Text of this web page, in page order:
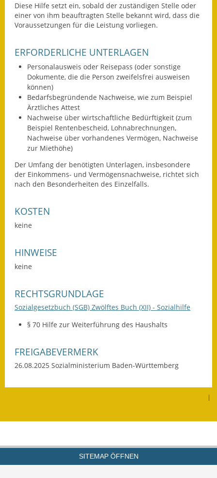
Gemeindeverwaltung
Haushalt & Finanzen
Eröffnungsbilanz
Getrennte
Haushaltspläne
Wasserversorgung
Heiraten in Notzingen
Was erledige ich wo?
Baugebiete & Bauplätze
Bodenrichtwerte
Flächennutzungsplan
Gerätehütten
Diese Hilfe setzt ein, sobald der zuständigen Stelle oder
einer von ihm beauftragten Stelle bekannt wird, dass die
Voraussetzungen für die Leistung vorliegen.
ERFORDERLICHE UNTERLAGEN
Personalausweis oder Reisepass (oder sonstige
Dokumente, die die Person zweifelsfrei ausweisen
können)
Bedarfsbegründende Nachweise, wie zum Beispiel
Ärztliches Attest
Nachweise über wirtschaftliche Bedürftigkeit (zum
Beispiel Rentenbescheid, Lohnabrechnungen,
Nachweise über vorhandenes Vermögen, Nachweise
zur Miethöhe)
Der Umfang der benötigten Unterlagen, insbesondere
der Einkommens- und Vermögensnachweise, richtet sich
nach den Besonderheiten des Einzelfalls.
KOSTEN
keine
HINWEISE
keine
RECHTSGRUNDLAGE
Sozialgesetzbuch (SGB) Zwölftes Buch (XII) - Sozialhilfe
§ 70 Hilfe zur Weiterführung des Haushalts
FREIGABEVERMERK
26.08.2025 Sozialministerium Baden-Württemberg
|
SITEMAP ÖFFNEN